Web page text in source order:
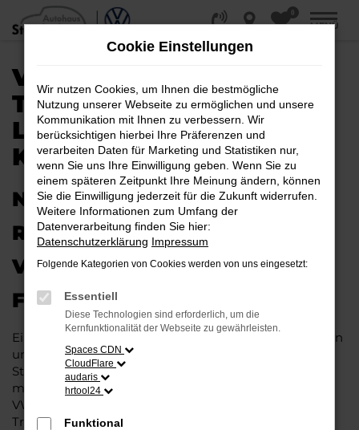
Zum
Hauptinhalt
0
MENÜ
VW PASSAT VARIANT
TAGESZULASSUNG |
LIEFERSERVICE NACH
KÖLN
NEUES FAHRZEUG MIT VIEL
RABATT: IHRE VW PASSAT
VARIANT TAGESZULASSUNG
FÜR KÖLN
Ein Neuwagen muss nicht teuer sein. Unser Kundinnen
und Kunden aus Köln und anderswo erhalten bei
Steinböhmer eine VW Passat Variant Tageszulassung
mit viel Nachlass und ohne Abstriche bei der Qualität.
VW Passat Variant Tageszulassung: das klingt wie ein
Trick und ist in der Tat ein kleiner Kunstgriff, mit dem
Cookie Einstellungen
Wir nutzen Cookies, um Ihnen die bestmögliche
Nutzung unserer Webseite zu ermöglichen und unsere
Kommunikation mit Ihnen zu verbessern. Wir
berücksichtigen hierbei Ihre Präferenzen und
verarbeiten Daten für Marketing und Statistiken nur,
wenn Sie uns Ihre Einwilligung geben. Wenn Sie zu
einem späteren Zeitpunkt Ihre Meinung ändern, können
Sie die Einwilligung jederzeit für die Zukunft widerrufen.
Weitere Informationen zum Umfang der
Datenverarbeitung finden Sie hier:
Datenschutzerklärung Impressum
Folgende Kategorien von Cookies werden von uns eingesetzt:
Essentiell
Diese Technologien sind erforderlich, um die
Kernfunktionalität der Webseite zu gewährleisten.
Spaces CDN
CloudFlare
audaris
hrtool24
Funktional